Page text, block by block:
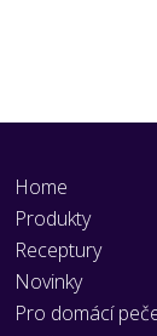
Home
Produkty
Receptury
Novinky
Pro domácí